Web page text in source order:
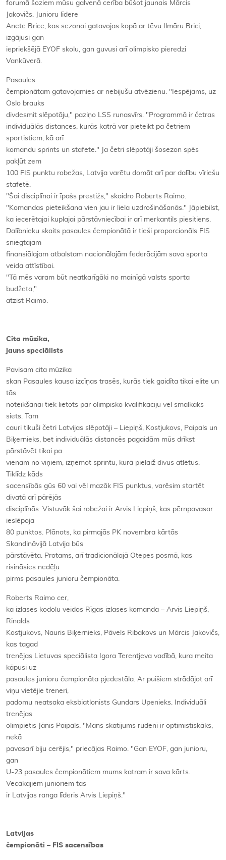
forumā šoziem mūsu galvenā cerība būšot jaunais Mārcis
Jakovičs. Junioru līdere
Anete Brice, kas sezonai gatavojas kopā ar tēvu Ilmāru Brici,
izgājusi gan
iepriekšējā EYOF skolu, gan guvusi arī olimpisko pieredzi
Vankūverā.
Pasaules
čempionātam gatavojamies ar nebijušu atvēzienu. "Iespējams, uz
Oslo brauks
divdesmit slēpotāju," paziņo LSS runasvīrs. "Programmā ir četras
individuālās distances, kurās katrā var pieteikt pa četriem
sportistiem, kā arī
komandu sprints un stafete." Ja četri slēpotāji šosezon spēs
pakļūt zem
100 FIS punktu robežas, Latvija varētu domāt arī par dalību vīriešu
stafetē.
"Šai disciplīnai ir īpašs prestižs," skaidro Roberts Raimo.
"Komandas pieteikšana vien jau ir liela uzdrošināšanās." Jāpiebilst,
ka iecerētajai kuplajai pārstāvniecībai ir arī merkantils piesitiens.
Dalībnieku skaits pasaules čempionātā ir tieši proporcionāls FIS
sniegtajam
finansiālajam atbalstam nacionālajām federācijām sava sporta
veida attīstībai.
"Tā mēs varam būt neatkarīgāki no mainīgā valsts sporta
budžeta,"
atzīst Raimo.
Cita mūzika,
jauns speciālists
Pavisam cita mūzika
skan Pasaules kausa izcīņas trasēs, kurās tiek gaidīta tikai elite un
tās
noteikšanai tiek lietots par olimpisko kvalifikāciju vēl smalkāks
siets. Tam
cauri tikuši četri Latvijas slēpotāji – Liepiņš, Kostjukovs, Paipals un
Biķernieks, bet individuālās distancēs pagaidām mūs drīkst
pārstāvēt tikai pa
vienam no viņiem, izņemot sprintu, kurā pielaiž divus atlētus.
Tiklīdz kāds
sacensībās gūs 60 vai vēl mazāk FIS punktus, varēsim startēt
divatā arī pārējās
disciplīnās. Vistuvāk šai robežai ir Arvis Liepiņš, kas pērnpavasar
ieslēpoja
80 punktos. Plānots, ka pirmajās PK novembra kārtās
Skandināvijā Latvija būs
pārstāvēta. Protams, arī tradicionālajā Otepes posmā, kas
risināsies nedēļu
pirms pasaules junioru čempionāta.
Roberts Raimo cer,
ka izlases kodolu veidos Rīgas izlases komanda – Arvis Liepiņš,
Rinalds
Kostjukovs, Nauris Biķernieks, Pāvels Ribakovs un Mārcis Jakovičs,
kas tagad
trenējas Lietuvas speciālista Igora Terentjeva vadībā, kura meita
kāpusi uz
pasaules junioru čempionāta pjedestāla. Ar puišiem strādājot arī
viņu vietējie treneri,
padomu neatsaka eksbiatlonists Gundars Upenieks. Individuāli
trenējas
olimpietis Jānis Paipals. "Mans skatījums rudenī ir optimistiskāks,
nekā
pavasarī biju cerējis," priecājas Raimo. "Gan EYOF, gan junioru,
gan
U-23 pasaules čempionātiem mums katram ir sava kārts.
Vecākajiem junioriem tas
ir Latvijas ranga līderis Arvis Liepiņš."
Latvijas
čempionāti – FIS sacensības